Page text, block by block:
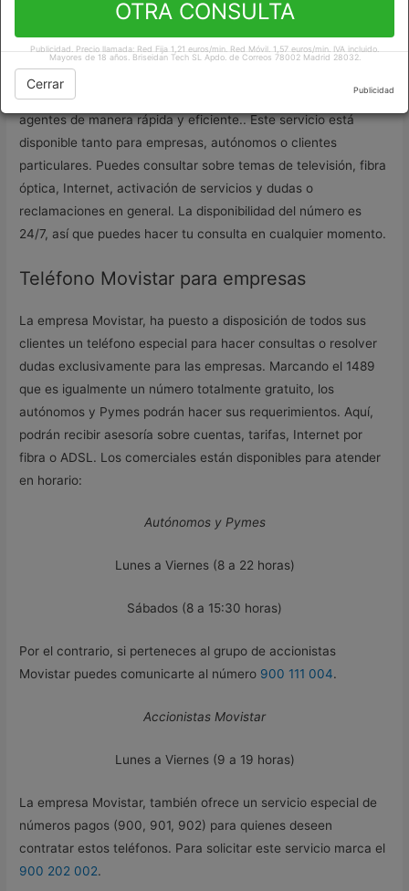
cliente de forma gratuita. Allí, podrás aclarar todas tus dudas,
hogar.
Si llamas al
agentes de manera rápida y eficiente.. Este servicio está
disponible tanto para empresas, autónomos o clientes
particulares. Puedes consultar sobre temas de televisión, fibra
óptica, Internet, activación de servicios y dudas o
reclamaciones en general. La disponibilidad del número es
24/7, así que puedes hacer tu consulta en cualquier momento.
Teléfono Movistar para empresas
La empresa Movistar, ha puesto a disposición de todos sus
clientes un teléfono especial para hacer consultas o resolver
dudas exclusivamente para las empresas. Marcando el 1489
que es igualmente un número totalmente gratuito, los
autónomos y Pymes podrán hacer sus requerimientos. Aquí,
podrán recibir asesoría sobre cuentas, tarifas, Internet por
fibra o ADSL. Los comerciales están disponibles para atender
en horario:
Autónomos y Pymes
Lunes a Viernes (8 a 22 horas)
Sábados (8 a 15:30 horas)
Por el contrario, si perteneces al grupo de accionistas
Movistar puedes comunicarte al número 900 111 004.
Accionistas Movistar
Lunes a Viernes (9 a 19 horas)
La empresa Movistar, también ofrece un servicio especial de
números pagos (900, 901, 902) para quienes deseen
contratar estos teléfonos. Para solicitar este servicio marca el
900 202 002.
OTRA CONSULTA
Publicidad. Precio llamada: Red Fija 1,21 euros/min. Red Móvil. 1,57 euros/min. IVA incluido.
Mayores de 18 años. Briseidan Tech SL Apdo. de Correos 78002 Madrid 28032.
Publicidad
Cerrar